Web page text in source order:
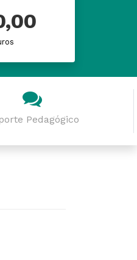
Pedagógico